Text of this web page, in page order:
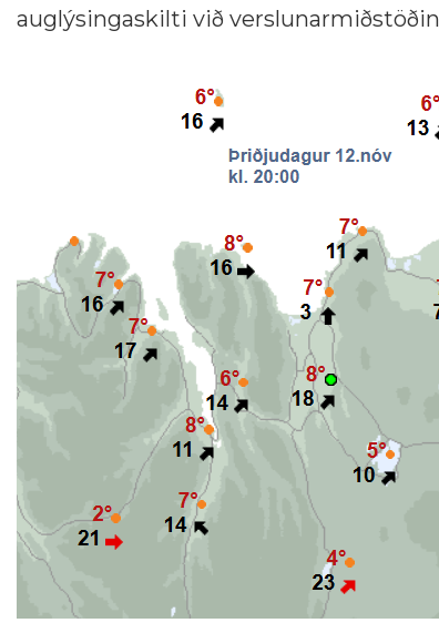
auglýsingaskilti við